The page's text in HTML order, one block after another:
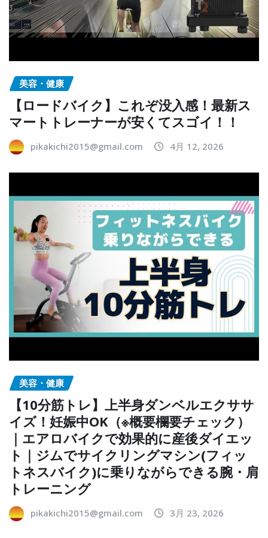
美容・健康
【ロードバイク】これぞ没入感！最新ス
マートトレーナーが安くてスゴイ！！
pikakichi2015@gmail.com 4月 12, 2026
美容・健康
【10分筋トレ】上半身ダンベルエクササ
イズ！妊娠中OK（※概要欄要チェック）
｜エアロバイクで効果的に産後ダイエッ
ト｜ジムでサイクリングマシン(フィッ
トネスバイク)に乗りながらできる腕・肩
トレーニング
pikakichi2015@gmail.com 3月 23, 2026